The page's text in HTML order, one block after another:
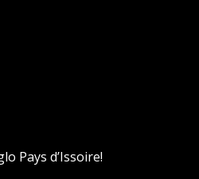
Pays d’Issoire!